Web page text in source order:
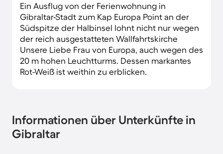
Ein Ausflug von der Ferienwohnung in
Gibraltar-Stadt zum Kap Europa Point an der
Südspitze der Halbinsel lohnt nicht nur wegen
der reich ausgestatteten Wallfahrtskirche
Unsere Liebe Frau von Europa, auch wegen des
20 m hohen Leuchtturms. Dessen markantes
Rot-Weiß ist weithin zu erblicken.
Informationen über Unterkünfte in
Gibraltar